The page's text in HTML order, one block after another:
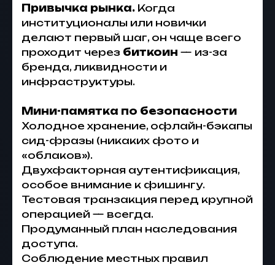
Привычка рынка. Когда
институционалы или новички
делают первый шаг, он чаще всего
проходит через биткоин — из-за
бренда, ликвидности и
инфраструктуры.
Мини-памятка по безопасности
Холодное хранение, офлайн-бэкапы
сид-фразы (никаких фото и
«облаков»).
Двухфакторная аутентификация,
особое внимание к фишингу.
Тестовая транзакция перед крупной
операцией — всегда.
Продуманный план наследования
доступа.
Соблюдение местных правил